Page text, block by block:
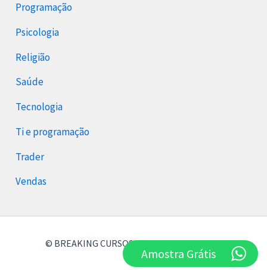
Programação
Psicologia
Religião
Saúde
Tecnologia
Ti e programação
Trader
Vendas
© BREAKING CURSOS 2026 Breaking Cursos
Amostra Grátis